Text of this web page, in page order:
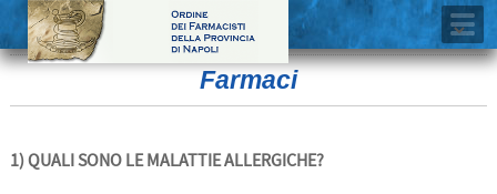
Farmaci
1) QUALI SONO LE MALATTIE ALLERGICHE?